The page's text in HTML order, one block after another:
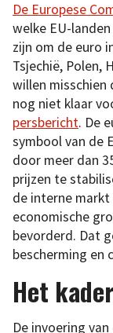
De Europese
welke EU-
zijn om de euro
Tsjechië, Polen,
willen misschien
nog niet klaar
persbericht. De
symbool van de
door meer dan
prijzen te
de interne
economische
bevorderd. Dat
bescherming en
Het
De invoering